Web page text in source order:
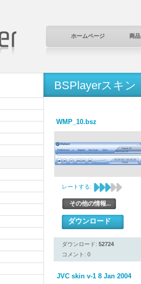
ホームページ 商品
BSPlayerスキン
WMP_10.bsz
レートする:
その他の情報...
ダウンロード
ダウンロード: 52724
コメント: 0
JVC skin v-1 8 Jan 2004